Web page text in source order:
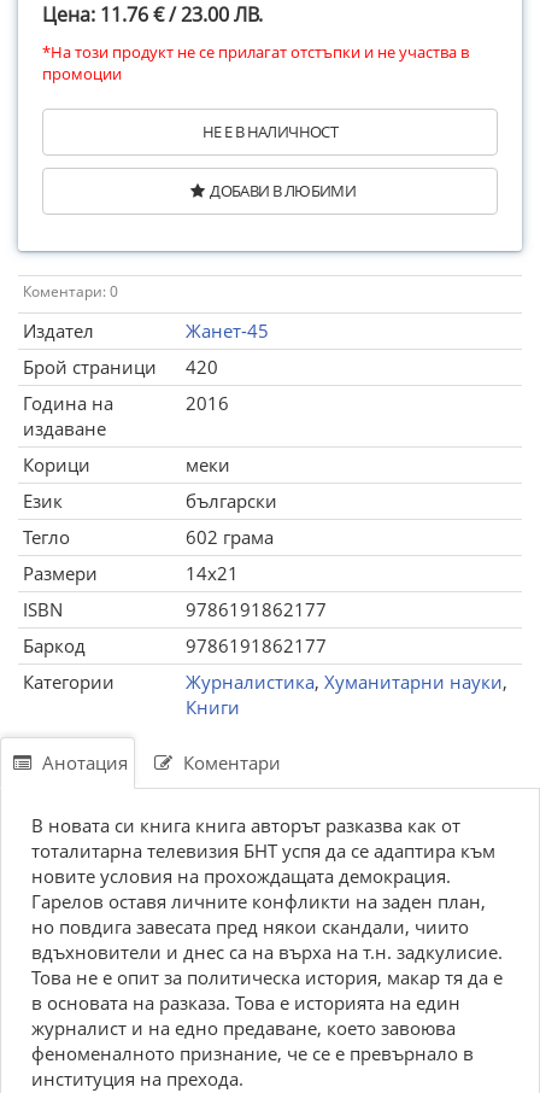
Цена: 11.76 € / 23.00 ЛВ.
*На този продукт не се прилагат отстъпки и не участва в
промоции
НЕ Е В НАЛИЧНОСТ
ДОБАВИ В ЛЮБИМИ
Коментари: 0
Издател
Жанет-45
Брой страници
420
Година на
издаване
2016
Корици
меки
Език
български
Тегло
602 грама
Размери
14x21
ISBN
9786191862177
Баркод
9786191862177
Категории
Журналистика, Хуманитарни науки,
Книги
Анотация Коментари
В новата си книга книга авторът разказва как от
тоталитарна телевизия БНТ успя да се адаптира към
новите условия на прохождащата демокрация.
Гарелов оставя личните конфликти на заден план,
но повдига завесата пред някои скандали, чиито
вдъхновители и днес са на върха на т.н. задкулисие.
Това не е опит за политическа история, макар тя да е
в основата на разказа. Това е историята на един
журналист и на едно предаване, което завоюва
феноменалното признание, че се е превърнало в
институция на прехода.